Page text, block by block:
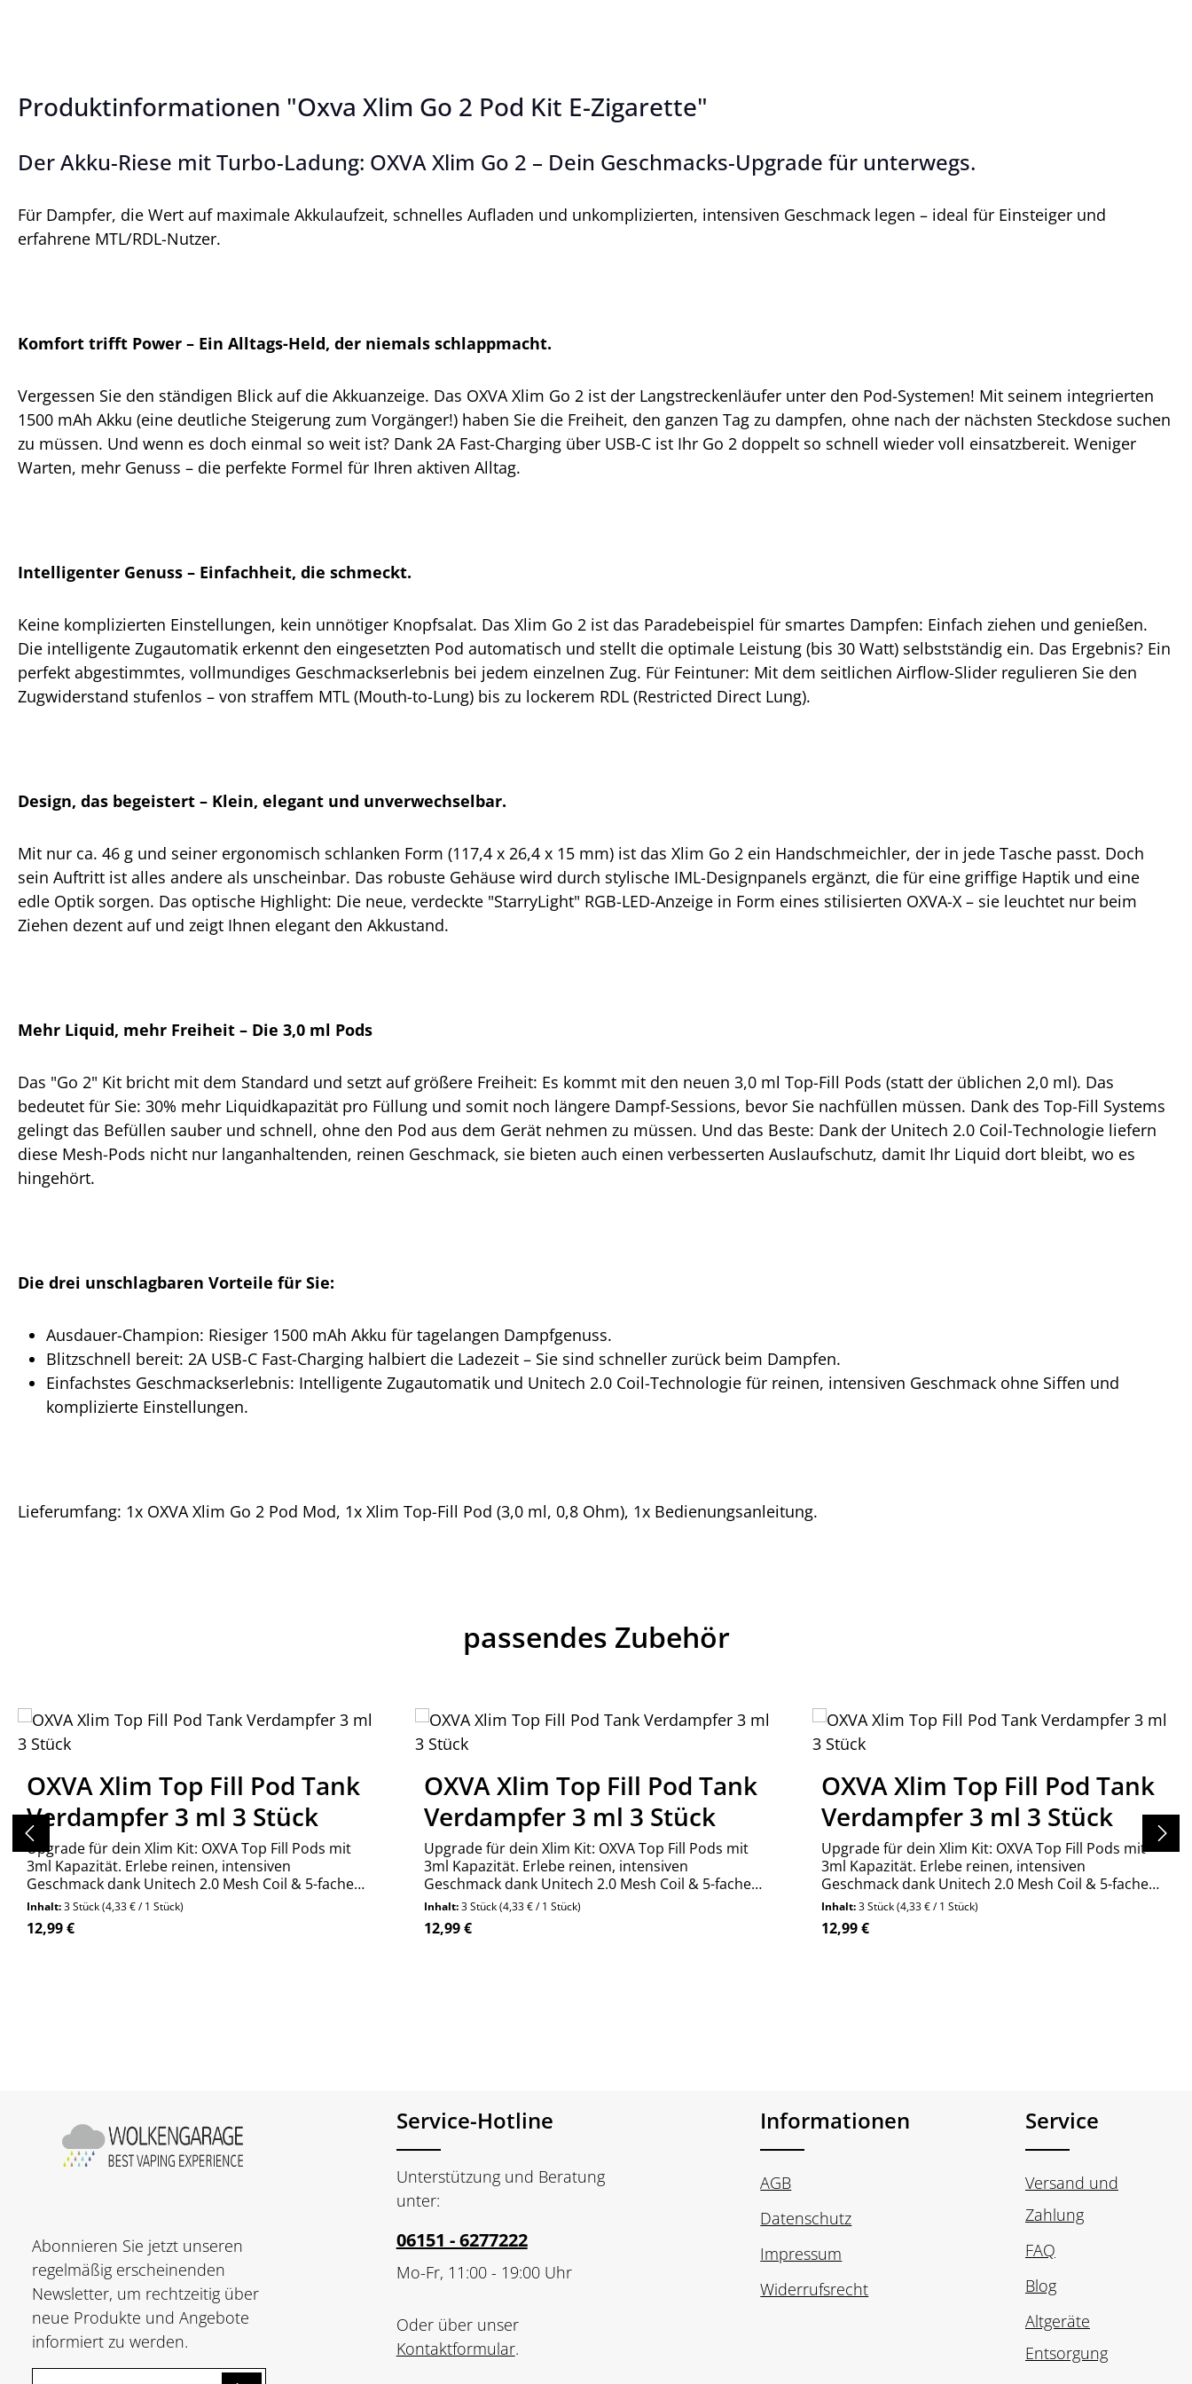
Produktinformationen "Oxva Xlim Go 2 Pod Kit E-Zigarette"
Der Akku-Riese mit Turbo-Ladung: OXVA Xlim Go 2 – Dein Geschmacks-Upgrade für unterwegs.
Für Dampfer, die Wert auf maximale Akkulaufzeit, schnelles Aufladen und unkomplizierten, intensiven Geschmack legen – ideal für Einsteiger und
erfahrene MTL/RDL-Nutzer.
Komfort trifft Power – Ein Alltags-Held, der niemals schlappmacht.
Vergessen Sie den ständigen Blick auf die Akkuanzeige. Das OXVA Xlim Go 2 ist der Langstreckenläufer unter den Pod-Systemen! Mit seinem integrierten
1500 mAh Akku (eine deutliche Steigerung zum Vorgänger!) haben Sie die Freiheit, den ganzen Tag zu dampfen, ohne nach der nächsten Steckdose suchen
zu müssen. Und wenn es doch einmal so weit ist? Dank 2A Fast-Charging über USB-C ist Ihr Go 2 doppelt so schnell wieder voll einsatzbereit. Weniger
Warten, mehr Genuss – die perfekte Formel für Ihren aktiven Alltag.
Intelligenter Genuss – Einfachheit, die schmeckt.
Keine komplizierten Einstellungen, kein unnötiger Knopfsalat. Das Xlim Go 2 ist das Paradebeispiel für smartes Dampfen: Einfach ziehen und genießen.
Die intelligente Zugautomatik erkennt den eingesetzten Pod automatisch und stellt die optimale Leistung (bis 30 Watt) selbstständig ein. Das Ergebnis? Ein
perfekt abgestimmtes, vollmundiges Geschmackserlebnis bei jedem einzelnen Zug. Für Feintuner: Mit dem seitlichen Airflow-Slider regulieren Sie den
Zugwiderstand stufenlos – von straffem MTL (Mouth-to-Lung) bis zu lockerem RDL (Restricted Direct Lung).
Design, das begeistert – Klein, elegant und unverwechselbar.
Mit nur ca. 46 g und seiner ergonomisch schlanken Form (117,4 x 26,4 x 15 mm) ist das Xlim Go 2 ein Handschmeichler, der in jede Tasche passt. Doch
sein Auftritt ist alles andere als unscheinbar. Das robuste Gehäuse wird durch stylische IML-Designpanels ergänzt, die für eine griffige Haptik und eine
edle Optik sorgen. Das optische Highlight: Die neue, verdeckte "StarryLight" RGB-LED-Anzeige in Form eines stilisierten OXVA-X – sie leuchtet nur beim
Ziehen dezent auf und zeigt Ihnen elegant den Akkustand.
Mehr Liquid, mehr Freiheit – Die 3,0 ml Pods
Das "Go 2" Kit bricht mit dem Standard und setzt auf größere Freiheit: Es kommt mit den neuen 3,0 ml Top-Fill Pods (statt der üblichen 2,0 ml). Das
bedeutet für Sie: 30% mehr Liquidkapazität pro Füllung und somit noch längere Dampf-Sessions, bevor Sie nachfüllen müssen. Dank des Top-Fill Systems
gelingt das Befüllen sauber und schnell, ohne den Pod aus dem Gerät nehmen zu müssen. Und das Beste: Dank der Unitech 2.0 Coil-Technologie liefern
diese Mesh-Pods nicht nur langanhaltenden, reinen Geschmack, sie bieten auch einen verbesserten Auslaufschutz, damit Ihr Liquid dort bleibt, wo es
hingehört.
Die drei unschlagbaren Vorteile für Sie:
Ausdauer-Champion: Riesiger 1500 mAh Akku für tagelangen Dampfgenuss.
Blitzschnell bereit: 2A USB-C Fast-Charging halbiert die Ladezeit – Sie sind schneller zurück beim Dampfen.
Einfachstes Geschmackserlebnis: Intelligente Zugautomatik und Unitech 2.0 Coil-Technologie für reinen, intensiven Geschmack ohne Siffen und
komplizierte Einstellungen.
Lieferumfang: 1x OXVA Xlim Go 2 Pod Mod, 1x Xlim Top-Fill Pod (3,0 ml, 0,8 Ohm), 1x Bedienungsanleitung.
passendes Zubehör
Produktgalerie überspringen
OXVA Xlim Top Fill Pod Tank
Verdampfer 3 ml 3 Stück
Upgrade für dein Xlim Kit: OXVA Top Fill Pods mit
3ml Kapazität. Erlebe reinen, intensiven
Geschmack dank Unitech 2.0 Mesh Coil & 5-fachem
Auslaufschutz. Jetzt kaufen!
Inhalt:3 Stück(4,33 € / 1 Stück)
Regulärer Preis:
12,99 €
OXVA Xlim Top Fill Pod Tank
Verdampfer 3 ml 3 Stück
Upgrade für dein Xlim Kit: OXVA Top Fill Pods mit
3ml Kapazität. Erlebe reinen, intensiven
Geschmack dank Unitech 2.0 Mesh Coil & 5-fachem
Auslaufschutz. Jetzt kaufen!
Inhalt:3 Stück(4,33 € / 1 Stück)
Regulärer Preis:
12,99 €
OXVA Xlim Top Fill Pod Tank
Verdampfer 3 ml 3 Stück
Upgrade für dein Xlim Kit: OXVA Top Fill Pods mit
3ml Kapazität. Erlebe reinen, intensiven
Geschmack dank Unitech 2.0 Mesh Coil & 5-fachem
Auslaufschutz. Jetzt kaufen!
Inhalt:3 Stück(4,33 € / 1 Stück)
Regulärer Preis:
12,99 €
Abonnieren Sie jetzt unseren
regelmäßig erscheinenden
Newsletter, um rechtzeitig über
neue Produkte und Angebote
informiert zu werden.
Service-Hotline
Unterstützung und Beratung
unter:
06151 - 6277222
Mo-Fr, 11:00 - 19:00 Uhr
Oder über unser
Kontaktformular.
Informationen
AGB
Datenschutz
Impressum
Widerrufsrecht
Service
Versand und
Zahlung
FAQ
Blog
Altgeräte
Entsorgung